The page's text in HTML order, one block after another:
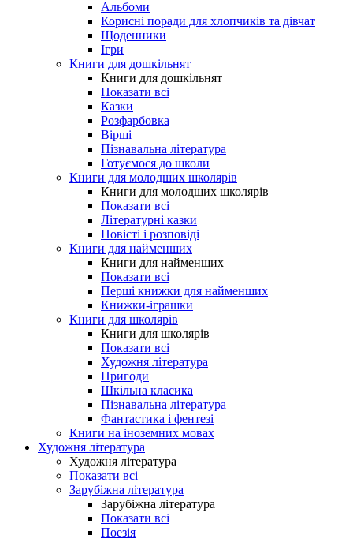
Альбоми
Корисні поради для хлопчиків та дівчат
Щоденники
Ігри
Книги для дошкільнят
Книги для дошкільнят
Показати всі
Казки
Розфарбовка
Вірші
Пізнавальна література
Готуємося до школи
Книги для молодших школярів
Книги для молодших школярів
Показати всі
Літературні казки
Повісті і розповіді
Книги для найменших
Книги для найменших
Показати всі
Перші книжки для найменших
Книжки-іграшки
Книги для школярів
Книги для школярів
Показати всі
Художня література
Пригоди
Шкільна класика
Пізнавальна література
Фантастика і фентезі
Книги на іноземних мовах
Художня література
Художня література
Показати всі
Зарубіжна література
Зарубіжна література
Показати всі
Поезія